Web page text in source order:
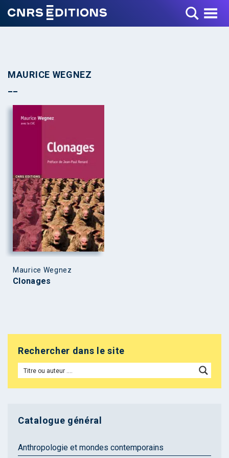
Toggle Menu
MAURICE WEGNEZ
Maurice Wegnez
Clonages
Rechercher dans le site
Catalogue général
Anthropologie et mondes contemporains